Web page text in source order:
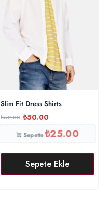
Slim Fit Dress Shirts
₺52.00 ₺50.00
Sepette₺25.00
Sepete Ekle